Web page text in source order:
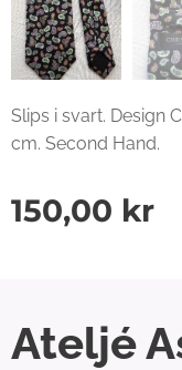
Slips i svart. Design
cm. Second Hand.
150,00 kr
Ateljé